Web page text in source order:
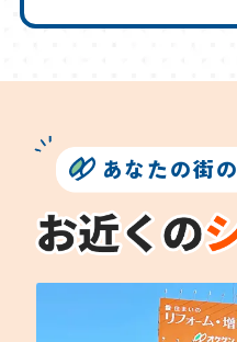
あなたの街の